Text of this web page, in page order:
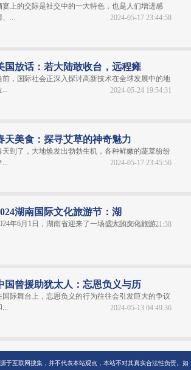
宴上的交际是社交中的一大特色，也是人们增进感
...
2024-05-17 23:44:58
国放话：若大陆敢收台，远程瘫
前，国际社会正深入探讨高新技术在全球发展中的地
2024-05-24 19:54:31
天美食：探寻艾草的神奇魅力
天到了，大地焕发出勃勃生机，各种鲜嫩的蔬菜纷纷
2024-05-17 23:45:56
湖南国际文化旅游节：湖
年6月1日，湖南省迎来了一场盛大的文化旅游...
2024-06-04 20:21:38
国曾援助犹太人：忘恩负义与历
国际舞台上，忘恩负义的行为往往会引发巨大的争议
2024-05-13 04:49:36
于互联网搜集，并不代表本站观点，本站不对其真实合法性负责。如